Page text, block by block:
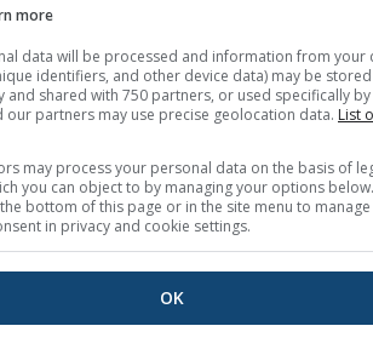
Webcams
Teilen
Widgetbreite
Breite automatisch
(px)
more
data will be processed and information from your
identifiers, and other device data) may be
and shared with 750 partners, or used specifically
our partners may use precise geolocation data. List
may process your personal data on the basis of
you can object to by managing your options
bottom of this page or in the site menu to
in privacy and cookie settings.
OK